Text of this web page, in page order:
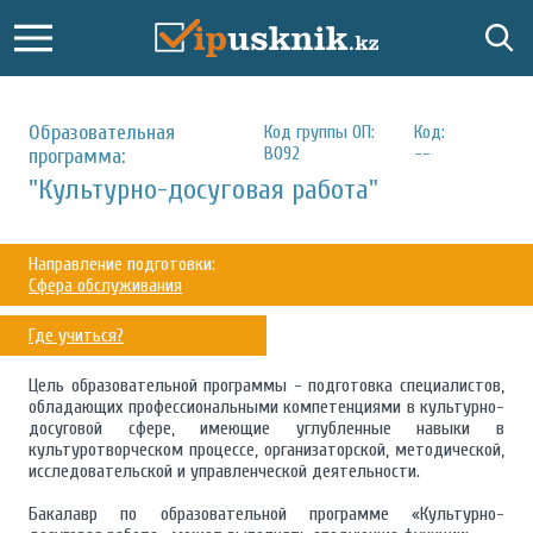
Образовательная
программа:
Код группы ОП:
B092
Код:
--
"Культурно-досуговая работа"
Направление подготовки:
Сфера обслуживания
Где учиться?
Цель образовательной программы - подготовка специалистов,
обладающих профессиональными компетенциями в культурно-
досуговой сфере, имеющие углубленные навыки в
культуротворческом процессе, организаторской, методической,
исследовательской и управленческой деятельности.
Бакалавр по образовательной программе «Культурно-